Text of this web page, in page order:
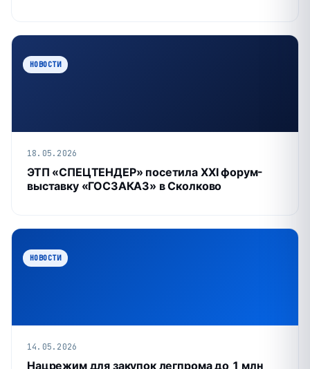
НОВОСТИ
18.05.2026
ЭТП «СПЕЦТЕНДЕР» посетила XXI форум-
выставку «ГОСЗАКАЗ» в Сколково
НОВОСТИ
14.05.2026
Нацрежим для закупок легпрома до 1 млн